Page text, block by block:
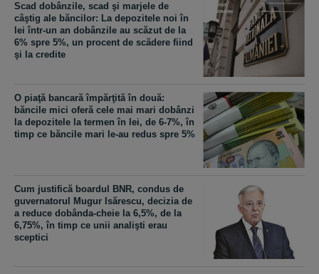
Scad dobânzile, scad şi marjele de
câştig ale băncilor: La depozitele noi în
lei într-un an dobânzile au scăzut de la
6% spre 5%, un procent de scădere fiind
şi la credite
O piaţă bancară împărţită în două:
băncile mici oferă cele mai mari dobânzi
la depozitele la termen în lei, de 6-7%, în
timp ce băncile mari le-au redus spre 5%
Cum justifică boardul BNR, condus de
guvernatorul Mugur Isărescu, decizia de
a reduce dobânda-cheie la 6,5%, de la
6,75%, în timp ce unii analişti erau
sceptici